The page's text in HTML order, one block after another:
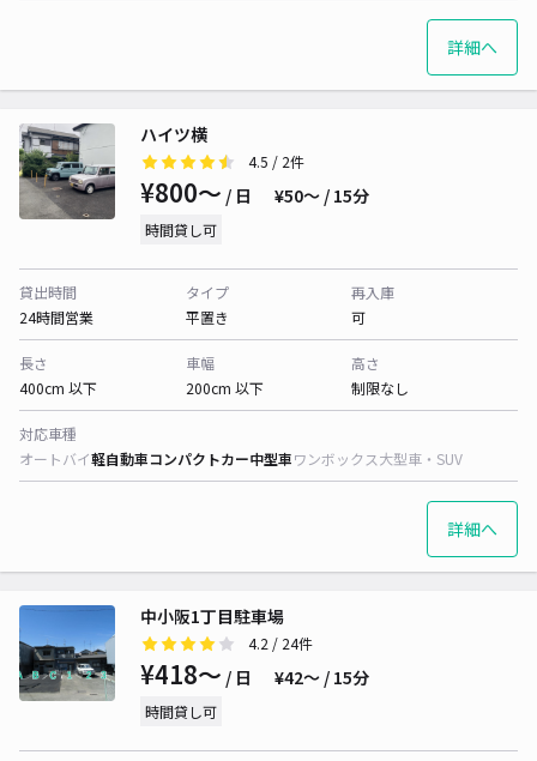
詳細へ
ハイツ横
4.5 / 2件
¥800〜 / 日 ¥50〜 / 15分
時間貸し可
貸出時間
24時間営業
タイプ
平置き
再入庫
可
長さ
400cm 以下
車幅
200cm 以下
高さ
制限なし
対応車種
オートバイ軽自動車コンパクトカー中型車ワンボックス大型車・SUV
詳細へ
中小阪1丁目駐車場
4.2 / 24件
¥418〜 / 日 ¥42〜 / 15分
時間貸し可